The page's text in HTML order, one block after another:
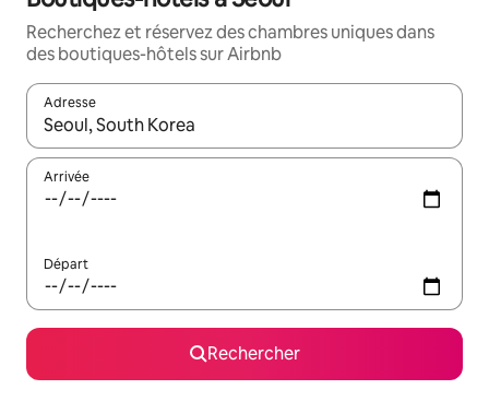
Recherchez et réservez des chambres uniques dans
des boutiques-hôtels sur Airbnb
Adresse
Lorsque les résultats s'affichent, utilisez les flèches vers le
Arrivée
Départ
Rechercher